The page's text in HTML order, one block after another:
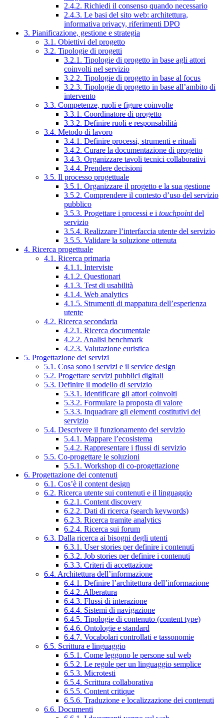
2.4.2. Richiedi il consenso quando necessario
2.4.3. Le basi del sito web: architettura,
informativa privacy, riferimenti DPO
3. Pianificazione, gestione e strategia
3.1. Obiettivi del progetto
3.2. Tipologie di progetti
3.2.1. Tipologie di progetto in base agli attori
coinvolti nel servizio
3.2.2. Tipologie di progetto in base al focus
3.2.3. Tipologie di progetto in base all’ambito di
intervento
3.3. Competenze, ruoli e figure coinvolte
3.3.1. Coordinatore di progetto
3.3.2. Definire ruoli e responsabilità
3.4. Metodo di lavoro
3.4.1. Definire processi, strumenti e rituali
3.4.2. Curare la documentazione di progetto
3.4.3. Organizzare tavoli tecnici collaborativi
3.4.4. Prendere decisioni
3.5. Il processo progettuale
3.5.1. Organizzare il progetto e la sua gestione
3.5.2. Comprendere il contesto d’uso del servizio
pubblico
3.5.3. Progettare i processi e i touchpointdel
servizio
3.5.4. Realizzare l’interfaccia utente del servizio
3.5.5. Validare la soluzione ottenuta
4. Ricerca progettuale
4.1. Ricerca primaria
4.1.1. Interviste
4.1.2. Questionari
4.1.3. Test di usabilità
4.1.4. Web analytics
4.1.5. Strumenti di mappatura dell’esperienza
utente
4.2. Ricerca secondaria
4.2.1. Ricerca documentale
4.2.2. Analisi benchmark
4.2.3. Valutazione euristica
5. Progettazione dei servizi
5.1. Cosa sono i servizi e il service design
5.2. Progettare servizi pubblici digitali
5.3. Definire il modello di servizio
5.3.1. Identificare gli attori coinvolti
5.3.2. Formulare la proposta di valore
5.3.3. Inquadrare gli elementi costitutivi del
servizio
5.4. Descrivere il funzionamento del servizio
5.4.1. Mappare l’ecosistema
5.4.2. Rappresentare i flussi di servizio
5.5. Co-progettare le soluzioni
5.5.1. Workshop di co-progettazione
6. Progettazione dei contenuti
6.1. Cos’è il content design
6.2. Ricerca utente sui contenuti e il linguaggio
6.2.1. Content discovery
6.2.2. Dati di ricerca (search keywords)
6.2.3. Ricerca tramite analytics
6.2.4. Ricerca sui forum
6.3. Dalla ricerca ai bisogni degli utenti
6.3.1. User stories per definire i contenuti
6.3.2. Job stories per definire i contenuti
6.3.3. Criteri di accettazione
6.4. Architettura dell’informazione
6.4.1. Definire l’architettura dell’informazione
6.4.2. Alberatura
6.4.3. Flussi di interazione
6.4.4. Sistemi di navigazione
6.4.5. Tipologie di contenuto (content type)
6.4.6. Ontologie e standard
6.4.7. Vocabolari controllati e tassonomie
6.5. Scrittura e linguaggio
6.5.1. Come leggono le persone sul web
6.5.2. Le regole per un linguaggio semplice
6.5.3. Microtesti
6.5.4. Scrittura collaborativa
6.5.5. Content critique
6.5.6. Traduzione e localizzazione dei contenuti
6.6. Documenti